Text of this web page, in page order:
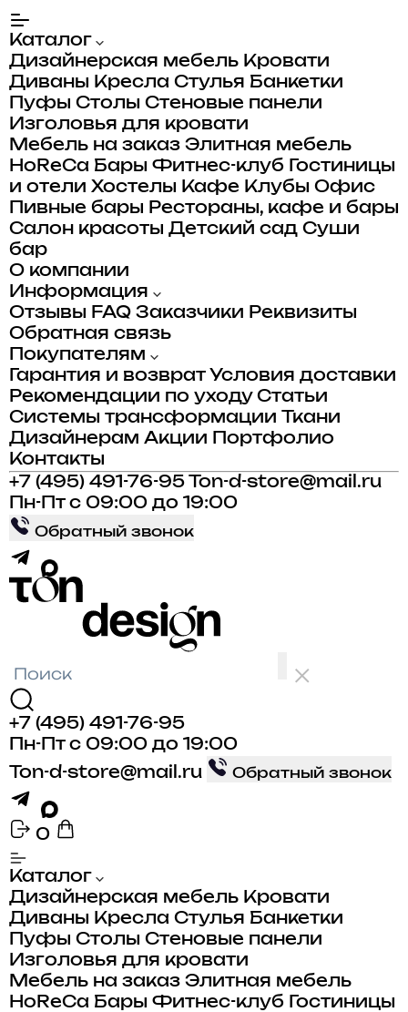
Каталог
Дизайнерская мебель Кровати
Диваны Кресла Стулья Банкетки
Пуфы Столы Стеновые панели
Изголовья для кровати
Мебель на заказ Элитная мебель
HoReCa Бары Фитнес-клуб
Гостиницы
и отели Хостелы Кафе Клубы Офис
Пивные бары Рестораны, кафе и бары
Салон красоты Детский сад Суши
бар
О компании
Информация
Отзывы FAQ Заказчики Реквизиты
Обратная связь
Покупателям
Гарантия и возврат Условия доставки
Рекомендации по уходу Статьи
Системы трансформации
Ткани
Дизайнерам Акции
Портфолио
Контакты
+7 (495) 491-76-95
Ton-d-store@mail.ru
Пн-Пт с 09:00 до 19:00
Обратный звонок
+7 (495) 491-76-95
Пн-Пт с 09:00 до 19:00
Ton-d-store@mail.ru
Обратный звонок
0
Каталог
Дизайнерская мебель Кровати
Диваны Кресла Стулья Банкетки
Пуфы Столы Стеновые панели
Изголовья для кровати
Мебель на заказ Элитная мебель
HoReCa Бары Фитнес-клуб
Гостиницы